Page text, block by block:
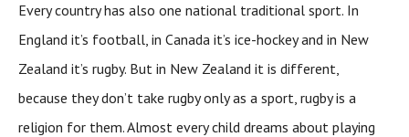
Every country has also one national traditional sport. In
England it’s football, in Canada it’s ice-hockey and in New
Zealand it’s rugby. But in New Zealand it is different,
because they don’t take rugby only as a sport, rugby is a
religion for them. Almost every child dreams about playing